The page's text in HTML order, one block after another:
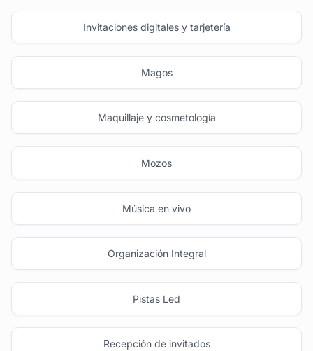
Invitaciones digitales y tarjetería
Magos
Maquillaje y cosmetología
Mozos
Música en vivo
Organización Integral
Pistas Led
Recepción de invitados